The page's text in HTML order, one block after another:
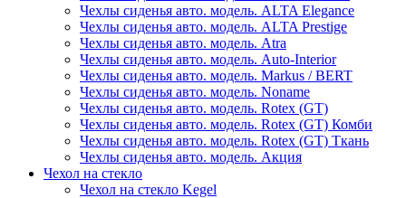
Чехлы сиденья авто. модель. ALTA Elegance
Чехлы сиденья авто. модель. ALTA Prestige
Чехлы сиденья авто. модель. Atra
Чехлы сиденья авто. модель. Auto-Interior
Чехлы сиденья авто. модель. Markus / BERT
Чехлы сиденья авто. модель. Noname
Чехлы сиденья авто. модель. Rotex (GT)
Чехлы сиденья авто. модель. Rotex (GT) Комби
Чехлы сиденья авто. модель. Rotex (GT) Ткань
Чехлы сиденья авто. модель. Акция
Чехол на стекло
Чехол на стекло Kegel